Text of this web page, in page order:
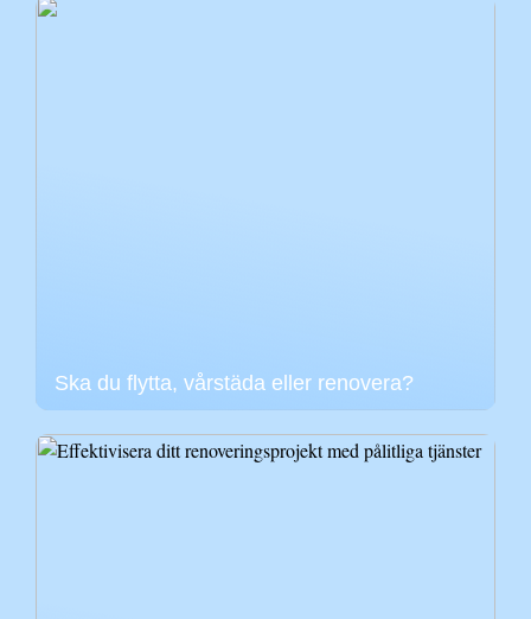
Ska du flytta, vårstäda eller renovera?